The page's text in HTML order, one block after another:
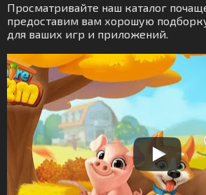
Просматривайте наш каталог
предоставим вам хорошую
для ваших игр и приложений.